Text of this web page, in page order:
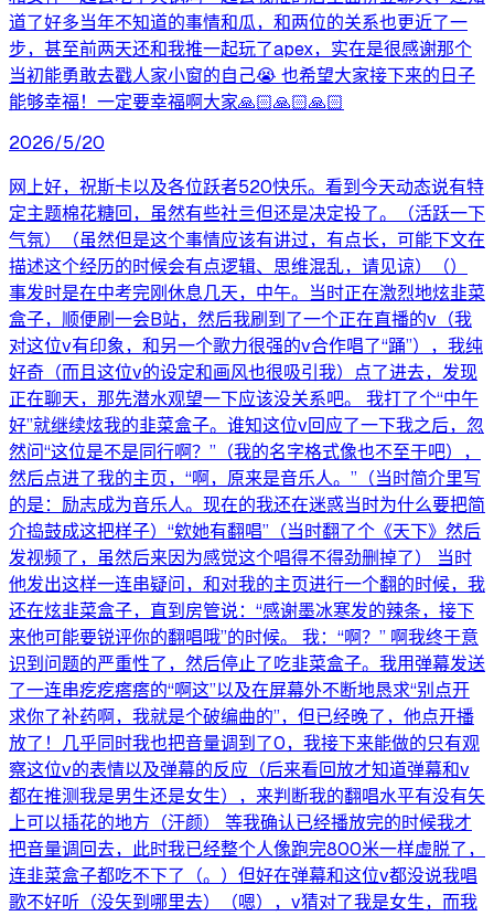
道了好多当年不知道的事情和瓜，和两位的关系也更近了一
步，甚至前两天还和我推一起玩了apex，实在是很感谢那个
当初能勇敢去戳人家小窗的自己😭 也希望大家接下来的日子
能够幸福！一定要幸福啊大家🙏🏻🙏🏻🙏🏻
2026/5/20
网上好，祝斯卡以及各位跃者520快乐。看到今天动态说有特
定主题棉花糖回，虽然有些社亖但还是决定投了。（活跃一下
气氛）（虽然但是这个事情应该有讲过，有点长，可能下文在
描述这个经历的时候会有点逻辑、思维混乱，请见谅）（）
事发时是在中考完刚休息几天，中午。当时正在激烈地炫韭菜
盒子，顺便刷一会B站，然后我刷到了一个正在直播的v（我
对这位v有印象，和另一个歌力很强的v合作唱了“踊”），我纯
好奇（而且这位v的设定和画风也很吸引我）点了进去，发现
正在聊天，那先潜水观望一下应该没关系吧。 我打了个“中午
好”就继续炫我的韭菜盒子。谁知这位v回应了一下我之后，忽
然问“这位是不是同行啊？”（我的名字格式像也不至于吧），
然后点进了我的主页，“啊，原来是音乐人。”（当时简介里写
的是：励志成为音乐人。现在的我还在迷惑当时为什么要把简
介捣鼓成这把样子）“欸她有翻唱”（当时翻了个《天下》然后
发视频了，虽然后来因为感觉这个唱得不得劲删掉了） 当时
他发出这样一连串疑问，和对我的主页进行一个翻的时候，我
还在炫韭菜盒子，直到房管说：“感谢墨冰寒发的辣条，接下
来他可能要锐评你的翻唱哦”的时候。 我：“啊？” 啊我终于意
识到问题的严重性了，然后停止了吃韭菜盒子。我用弹幕发送
了一连串疙疙瘩瘩的“啊这”以及在屏幕外不断地恳求“别点开
求你了补药啊，我就是个破编曲的”，但已经晚了，他点开播
放了！几乎同时我也把音量调到了0，我接下来能做的只有观
察这位v的表情以及弹幕的反应（后来看回放才知道弹幕和v
都在推测我是男生还是女生），来判断我的翻唱水平有没有矢
上可以插花的地方（汗颜） 等我确认已经播放完的时候我才
把音量调回去，此时我已经整个人像跑完800米一样虚脱了，
连韭菜盒子都吃不下了（。）但好在弹幕和这位v都没说我唱
歌不好听（没矢到哪里去）（嗯），v猜对了我是女生，而我